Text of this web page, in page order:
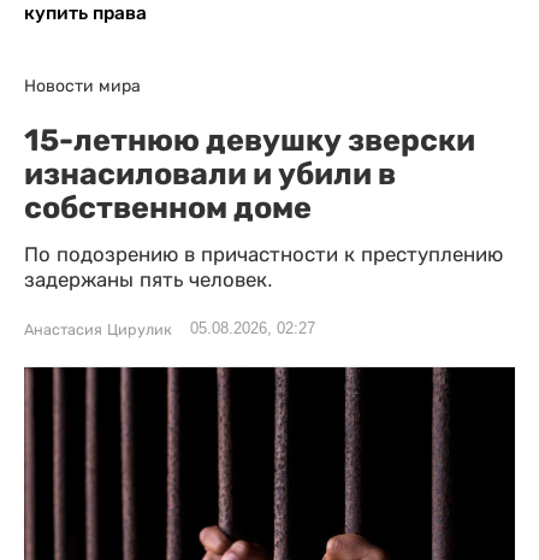
купить права
Новости мира
15-летнюю девушку зверски
изнасиловали и убили в
собственном доме
По подозрению в причастности к преступлению
задержаны пять человек.
Анастасия Цирулик 05.08.2026, 02:27